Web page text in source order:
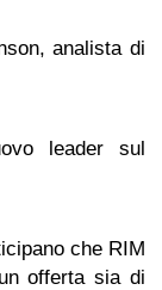
analista di
leader sul
che RIM
offerta sia di